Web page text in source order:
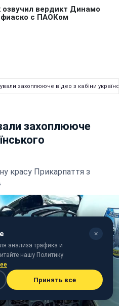
захоплююче відео з кабіни
захоплююче
красу Прикарпаття з
✕
анализа трафика и
нашу Политику
Принять все